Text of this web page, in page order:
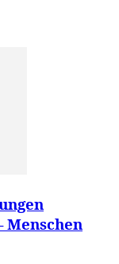
Menschen